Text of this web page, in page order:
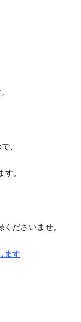
、
。
ださいませ。
ます